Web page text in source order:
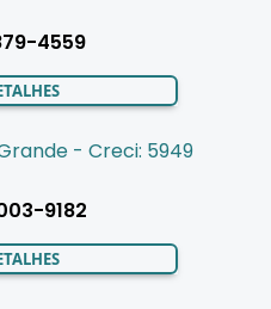
4559
- Creci: 5949
9182